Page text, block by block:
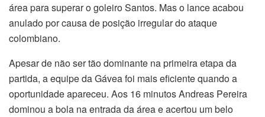
área para superar o goleiro Santos. Mas o lance acabou
anulado por causa de posição irregular do ataque
colombiano.
Apesar de não ser tão dominante na primeira etapa da
partida, a equipe da Gávea foi mais eficiente quando a
oportunidade apareceu. Aos 16 minutos Andreas Pereira
dominou a bola na entrada da área e acertou um belo